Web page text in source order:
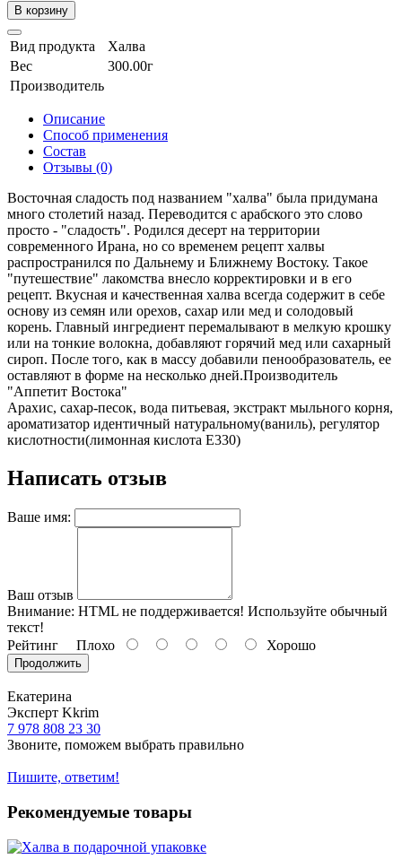
В корзину
Вид продукта
Халва
Вес
300.00г
Производитель
Описание
Способ применения
Состав
Отзывы (0)
Восточная сладость под названием "халва" была придумана
много столетий назад. Переводится с арабского это слово
просто - "сладость". Родился десерт на территории
современного Ирана, но со временем рецепт халвы
распространился по Дальнему и Ближнему Востоку. Такое
"путешествие" лакомства внесло корректировки и в его
рецепт. Вкусная и качественная халва всегда содержит в себе
основу из семян или орехов, сахар или мед и солодовый
корень. Главный ингредиент перемалывают в мелкую крошку
или на тонкие волокна, добавляют горячий мед или сахарный
сироп. После того, как в массу добавили пенообразователь, ее
оставляют в форме на несколько дней.Производитель
"Аппетит Востока"
Арахис, сахар-песок, вода питьевая, экстракт мыльного корня,
ароматизатор идентичный натуральному(ваниль), регулятор
кислотности(лимонная кислота Е330)
Написать отзыв
Ваше имя:
Ваш отзыв
Внимание: HTML не поддерживается! Используйте обычный
текст!
Рейтинг Плохо Хорошо
Продолжить
Екатерина
Эксперт Kkrim
7 978 808 23 30
Звоните, поможем выбрать правильно
Пишите, ответим!
Рекомендуемые товары